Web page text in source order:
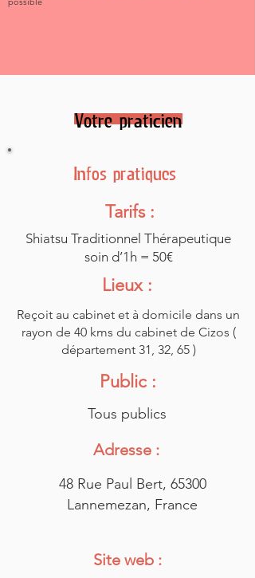
Votre praticien
Infos pratiques
Tarifs :
Shiatsu Traditionnel Thérapeutique
soin d’1h = 50€
Lieux :
Reçoit au cabinet et à domicile dans un
rayon de 40 kms du cabinet de Cizos (
département 31, 32, 65 )
Public :
Tous publics
Adresse :
48 Rue Paul Bert, 65300
Lannemezan, France
Site web :